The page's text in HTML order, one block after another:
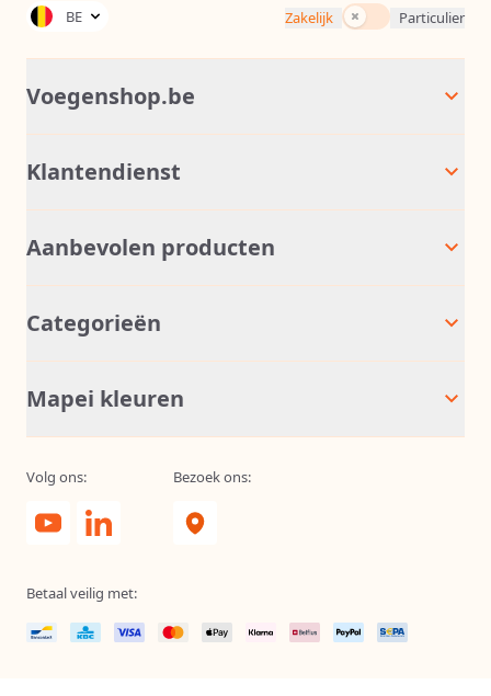
BE Zakelijk Incl. BTWParticulier
Voegenshop.be
Klantendienst
Aanbevolen producten
Categorieën
Mapei kleuren
Volg ons: Bezoek ons:
Betaal veilig met: